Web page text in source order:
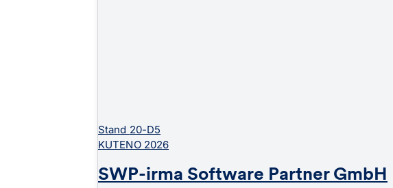
Stand 20-D5
KUTENO 2026
SWP-irma Software Partner GmbH